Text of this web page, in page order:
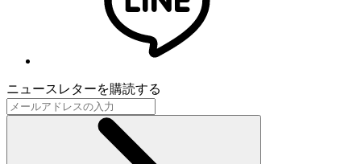
ニュースレターを購読する